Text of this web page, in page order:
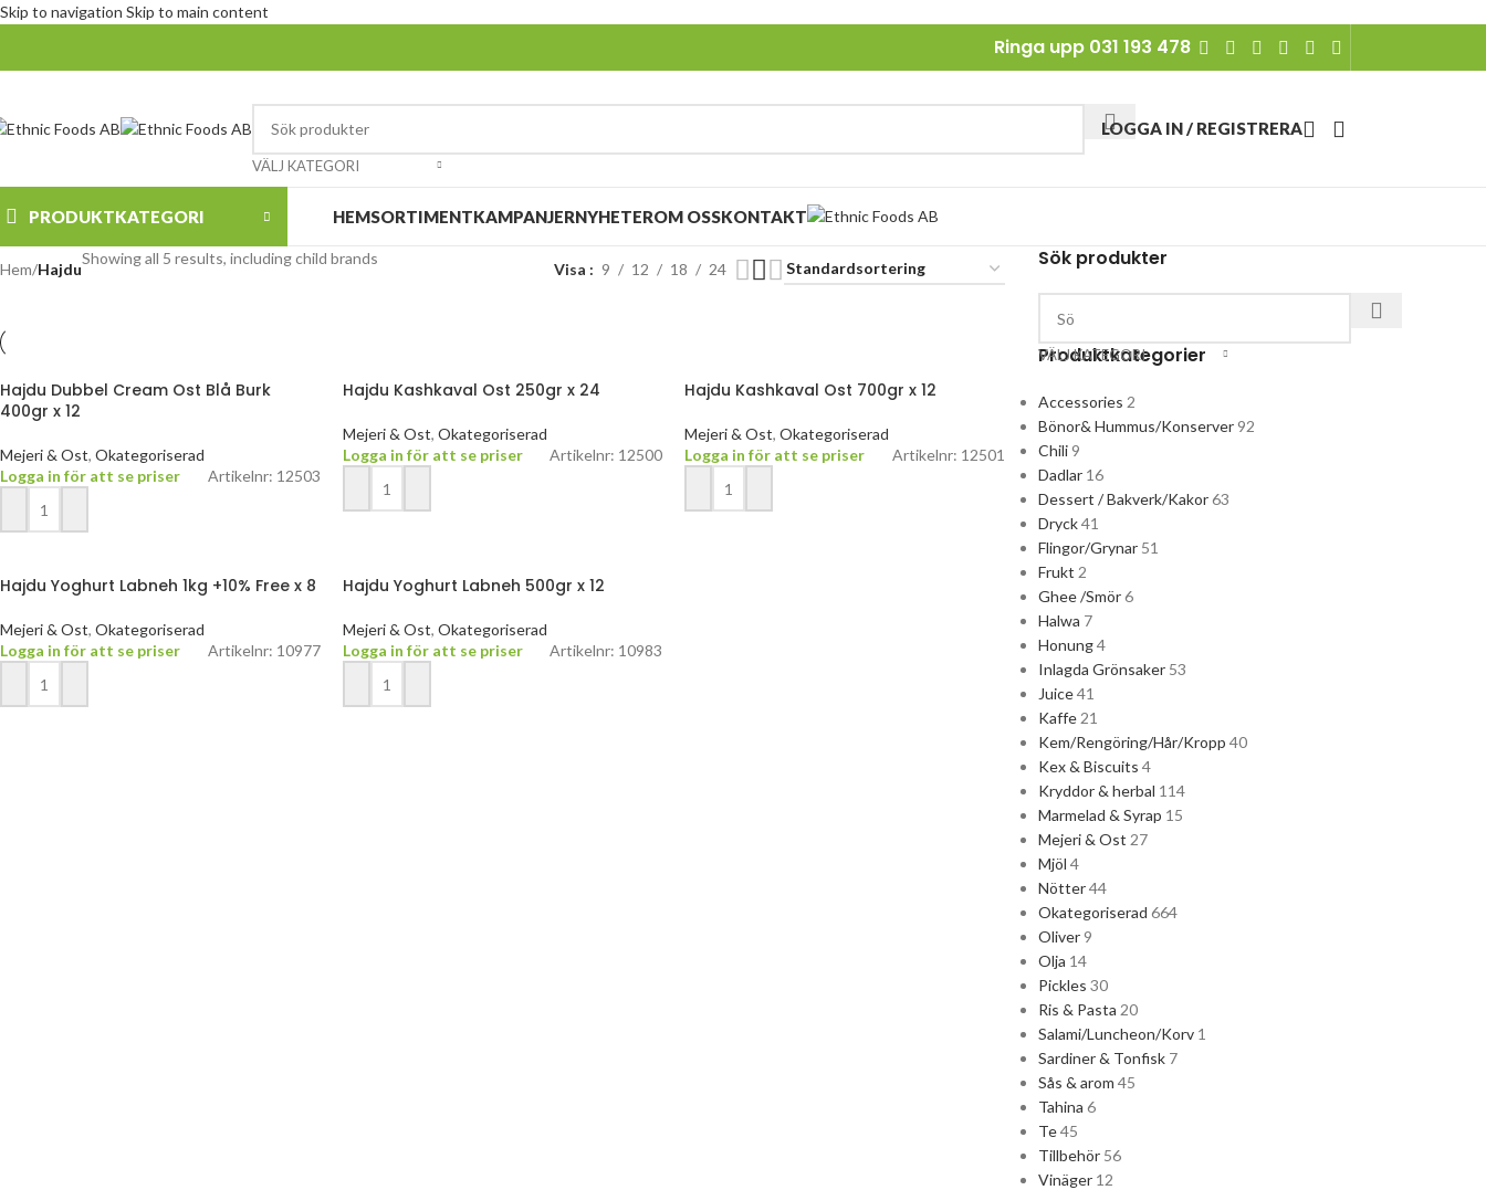
Skip to navigation Skip to main content
Ringa upp 031 193 478
VÄLJ KATEGORI
LOGGA IN / REGISTRERA
PRODUKTKATEGORI HEMSORTIMENTKAMPANJERNYHETEROM OSSKONTAKT
Hem/Hajdu
Showing all 5 results, including child brands
Visa 9 12 18 24
Hajdu Dubbel Cream Ost Blå Burk
400gr x 12
Mejeri & Ost, Okategoriserad
Logga in för att se priser
Artikelnr: 12503
Hajdu Kashkaval Ost 250gr x 24
Mejeri & Ost, Okategoriserad
Logga in för att se priser
Artikelnr: 12500
Hajdu Kashkaval Ost 700gr x 12
Mejeri & Ost, Okategoriserad
Logga in för att se priser
Artikelnr: 12501
Hajdu Yoghurt Labneh 1kg +10% Free x 8
Mejeri & Ost, Okategoriserad
Logga in för att se priser
Artikelnr: 10977
Hajdu Yoghurt Labneh 500gr x 12
Mejeri & Ost, Okategoriserad
Logga in för att se priser
Artikelnr: 10983
Sök produkter
VÄLJ KATEGORI
Produktkategorier
Accessories 2
Bönor& Hummus/Konserver 92
Chili 9
Dadlar 16
Dessert / Bakverk/Kakor63
Dryck41
Flingor/Grynar 51
Frukt 2
Ghee /Smör6
Halwa 7
Honung4
Inlagda Grönsaker 53
Juice41
Kaffe 21
Kem/Rengöring/Hår/Kropp 40
Kex & Biscuits 4
Kryddor & herbal 114
Marmelad & Syrap 15
Mejeri & Ost 27
Mjöl 4
Nötter44
Okategoriserad 664
Oliver 9
Olja 14
Pickles 30
Ris & Pasta 20
Salami/Luncheon/Korv 1
Sardiner & Tonfisk 7
Sås & arom 45
Tahina 6
Te45
Tillbehör 56
Vinäger 12